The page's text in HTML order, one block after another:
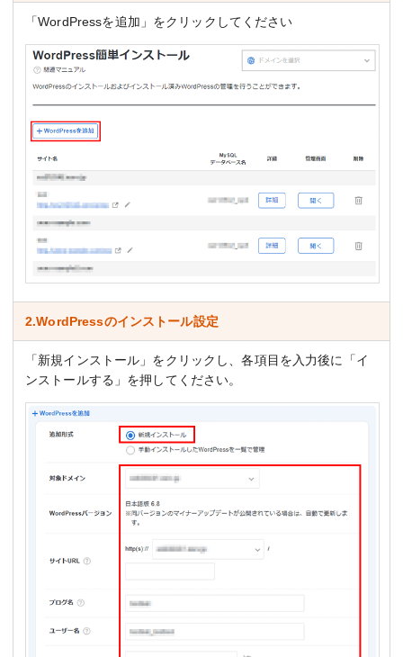
「WordPressを追加」をクリックしてください
2.WordPressのインストール設定
「新規インストール」をクリックし、各項目を入力後に「イ
ンストールする」を押してください。